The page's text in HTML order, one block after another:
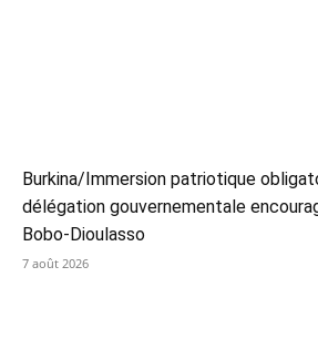
Burkina/Immersion patriotique
délégation gouvernementale
Bobo-Dioulasso
7 août 2026